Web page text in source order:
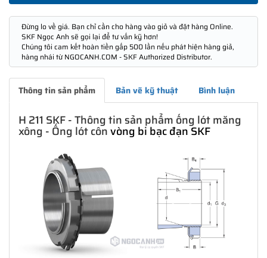
Đừng lo về giá. Bạn chỉ cần cho hàng vào giỏ và đặt hàng Online.
SKF Ngọc Anh sẽ gọi lại để tư vấn kỹ hơn!
Chúng tôi cam kết hoàn tiền gấp 500 lần nếu phát hiện hàng giả,
hàng nhái từ NGOCANH.COM - SKF Authorized Distributor.
Thông tin sản phẩm Bản vẽ kỹ thuật Bình luận
H 211 SKF - Thông tin sản phẩm ống lót măng
xông - Ống lót cônvòng bi bạc đạn SKF